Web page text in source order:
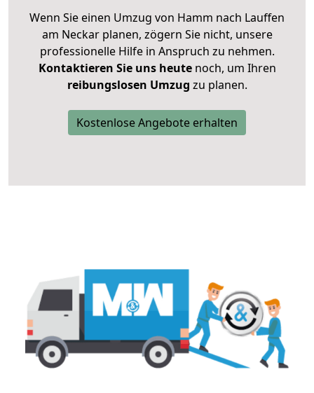
Wenn Sie einen Umzug von Hamm nach Lauffen
am Neckar planen, zögern Sie nicht, unsere
professionelle Hilfe in Anspruch zu nehmen.
Kontaktieren Sie uns heutenoch, um Ihren
reibungslosen Umzug zu planen.
Kostenlose Angebote erhalten